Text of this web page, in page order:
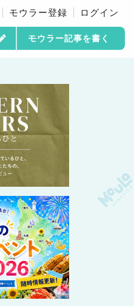
モウラー登録 ログイン
モウラー記事を書く